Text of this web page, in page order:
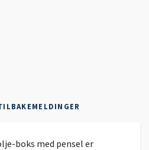
boks med pensel er